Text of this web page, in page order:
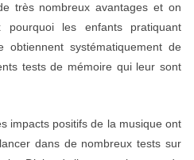
très nombreux avantages et on
pourquoi les enfants pratiquant
obtiennent systématiquement de
tests de mémoire qui leur sont
impacts positifs de la musique ont
dans de nombreux tests sur